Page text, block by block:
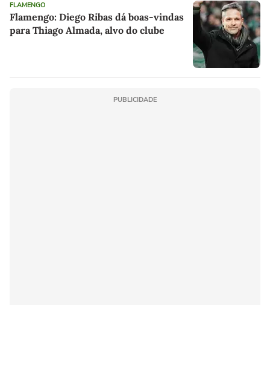
FLAMENGO
Flamengo: Diego Ribas dá boas-vindas
para Thiago Almada, alvo do clube
PUBLICIDADE